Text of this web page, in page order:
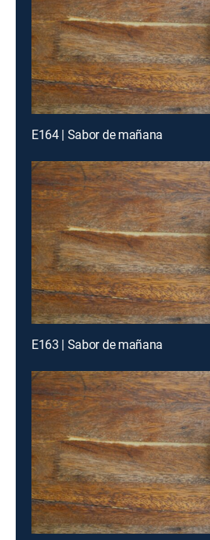
E164 | Sabor de mañana
E163 | Sabor de mañana